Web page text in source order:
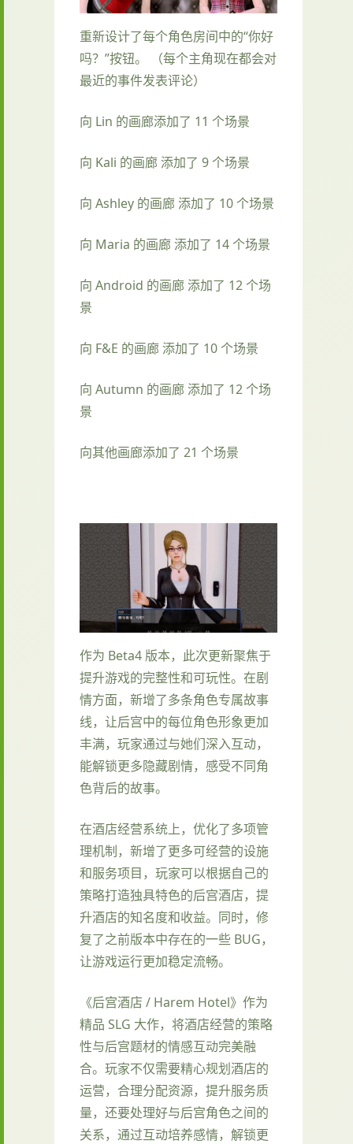
重新设计了每个角色房间中的“你好
吗？”按钮。 （每个主角现在都会对
最近的事件发表评论）
向 Lin 的画廊添加了 11 个场景
向 Kali 的画廊 添加了 9 个场景
向 Ashley 的画廊 添加了 10 个场景
向 Maria 的画廊 添加了 14 个场景
向 Android 的画廊 添加了 12 个场
景
向 F&E 的画廊 添加了 10 个场景
向 Autumn 的画廊 添加了 12 个场
景
向其他画廊添加了 21 个场景
作为 Beta4 版本，此次更新聚焦于
提升游戏的完整性和可玩性。在剧
情方面，新增了多条角色专属故事
线，让后宫中的每位角色形象更加
丰满，玩家通过与她们深入互动，
能解锁更多隐藏剧情，感受不同角
色背后的故事。
在酒店经营系统上，优化了多项管
理机制，新增了更多可经营的设施
和服务项目，玩家可以根据自己的
策略打造独具特色的后宫酒店，提
升酒店的知名度和收益。同时，修
复了之前版本中存在的一些 BUG，
让游戏运行更加稳定流畅。
《后宫酒店 / Harem Hotel》作为
精品 SLG 大作，将酒店经营的策略
性与后宫题材的情感互动完美融
合。玩家不仅需要精心规划酒店的
运营，合理分配资源，提升服务质
量，还要处理好与后宫角色之间的
关系，通过互动培养感情，解锁更